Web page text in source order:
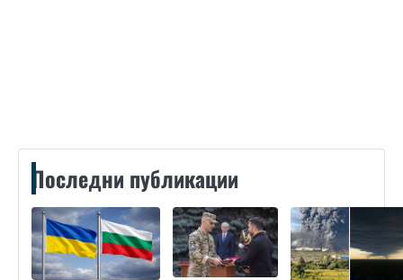
Последни публикации